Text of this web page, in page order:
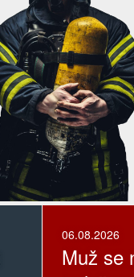
06.08.2026
Muž se